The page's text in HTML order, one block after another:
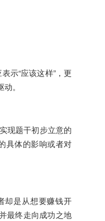
示“应该这样”，更
。
现题干初步立意的
具体的影响或者对
却是从想要赚钱开
最终走向成功之地